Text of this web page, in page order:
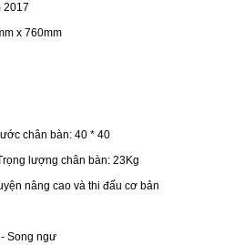
2017
x 760mm
chân bàn: 40 * 40
lượng chân bàn: 23Kg
nâng cao và thi đấu cơ bản
Song ngư